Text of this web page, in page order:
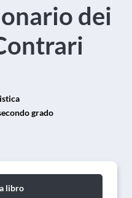
dei
grado
libro